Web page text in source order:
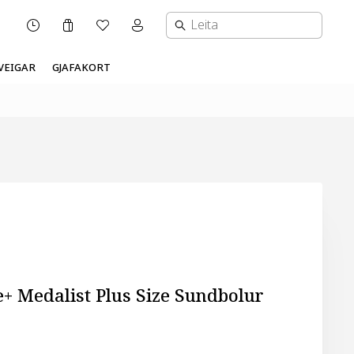
Karfa ÓskalistiMínar síður valmynd
GJAFAKORT
Medalist Plus Size Sundbolur